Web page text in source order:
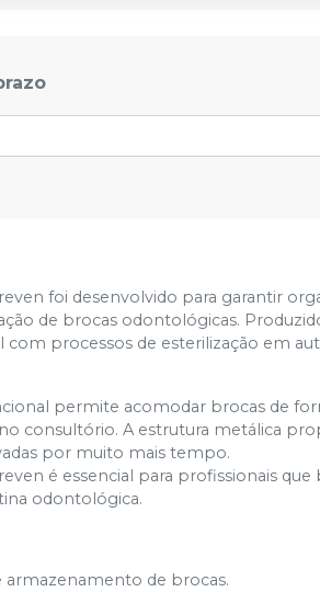
foi desenvolvido para garantir
de brocas odontológicas.
com processos de esterilização em
permite acomodar brocas de
consultório. A estrutura metálica
por muito mais tempo.
é essencial para profissionais
odontológica.
armazenamento de brocas.